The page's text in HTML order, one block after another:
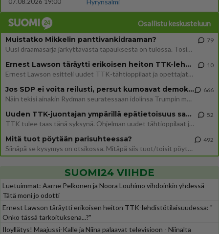
Hyrynsalmi
Osallistu keskusteluun
Muistatko Mikkelin panttivankidraaman?
Uusi draamasarja järkyttävästä tapauksesta on tulossa. Tositapahtumiin perustuva sarja ammentaa vuoden 1986 Mikkelin pan
79
Ernest Lawson täräytti erikoisen heiton TTK-lehdistötilaisuudessa: " Onko tässä tarkoituksena...?"
Ernest Lawson esitteli uudet TTK-tähtioppilaat ja opettajat torstaina 6.8. lehdistölle. Tulevalla kaudella on yksi hausk
10
Jos SDP ei voita reilusti, persut kumoavat demokratian Suomesta
Näin tekisi ainakin Rydman seuratessaan idolinsa Trumpin mallia https://www.is.fi/politiikka/art-2000012187244.html
666
Uuden TTK-juontajan ympärillä epätietoisuus sakenee - Nyt MTV hämmentää soppaa
TTK tulee taas tänä syksynä. Ohjelman uudet tähtioppilaat julkistetaan torstaina 6. elokuuta klo 14 alkavassa lehdistö
52
Mitä tuot pöytään parisuhteessa?
Siinäpä se kysymys on otsikossa. Mitäpä siis tuot/toisit pöytään parisuhteessa? Oletko mies vai nainen? Koetko sen mitä
492
SUOMI24 VIIHDE
Luetuimmat: Aarne Pelkonen ja Noora Louhimo vihdoinkin yhdessä -
Tätä moni jo odotti
Ernest Lawson täräytti erikoisen heiton TTK-lehdistötilaisuudessa: "
Onko tässä tarkoituksena...?"
Iloyllätys! Maajussi-Kalle ja Niina palaavat televisioon - Niinalta